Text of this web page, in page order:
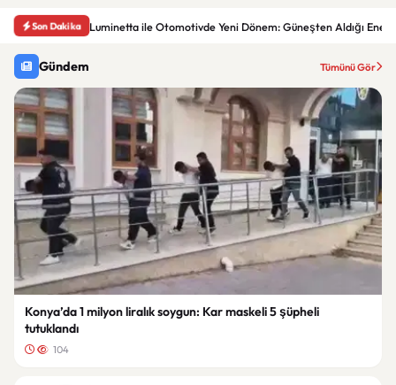
Son Dakika Luminetta ile Otomotivde Yeni Dönem: Güneşten Aldığı
Gündem Tümünü Gör
Konya’da 1 milyon liralık soygun: Kar maskeli 5 şüpheli
tutuklandı
104